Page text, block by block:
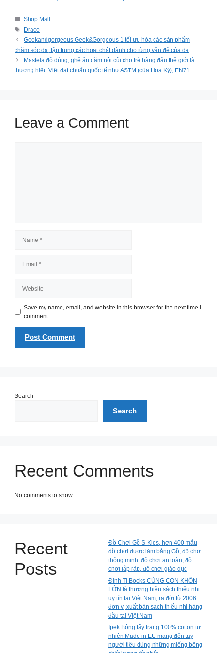
Categories
Shop Mall
Tags
Draco
Geekandgorgeous Geek&Gorgeous 1 tối ưu hóa các sản phẩm
chăm sóc da, tập trung các hoạt chất dành cho từng vấn đề của da
Mastela đồ dùng, ghế ăn dặm nôi cũi cho trẻ hàng đầu thế giới là
thương hiệu Việt đạt chuẩn quốc tế như ASTM (của Hoa Kỳ), EN71
Leave a Comment
Save my name, email, and website in this browser for the next time I
comment.
Search
Search
Recent Comments
No comments to show.
Recent
Posts
Đồ Chơi Gỗ S-Kids, hơn 400 mẫu
đồ chơi được làm bằng Gỗ, đồ chơi
thông minh, đồ chơi an toàn, đồ
chơi lắp ráp, đồ chơi giáo dục
Đinh Tị Books CÙNG CON KHÔN
LỚN là thương hiệu sách thiếu nhi
uy tín tại Việt Nam, ra đời từ 2006
đơn vị xuất bản sách thiếu nhi hàng
đầu tại Việt Nam
Ipek Bông tẩy trang 100% cotton tự
nhiên Made in EU mang đến tay
người tiêu dùng những miếng bông